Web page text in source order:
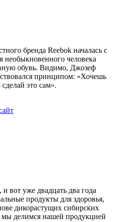
бренда Reebok началась с
необыкновенного человека
обувь. Видимо, Джозеф
принципом: «Хочешь
это сам».
вот уже двадцать два года
продукты для здоровья,
дикорастущих сибирских
мы делимся нашей продукцией